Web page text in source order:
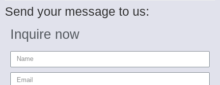
Send your message to us:
Inquire now